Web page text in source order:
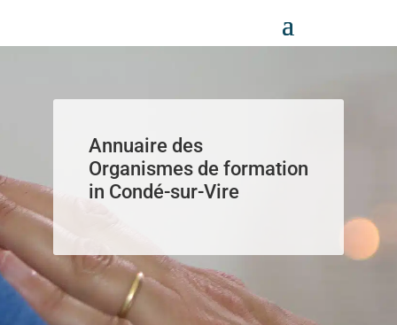
Annuaire des
Organismes de formation
in Condé-sur-Vire